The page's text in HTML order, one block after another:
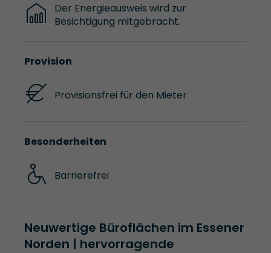
Der Energieausweis wird zur
Besichtigung mitgebracht.
Provision
Provisionsfrei für den Mieter
Besonderheiten
Barrierefrei
Neuwertige Büroflächen im Essener
Norden | hervorragende